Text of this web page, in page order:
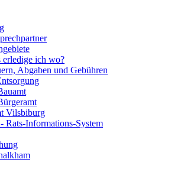
erledige ich wo?
Abgaben und Gebühren
Vilsbiburg
Rats-Informations-System